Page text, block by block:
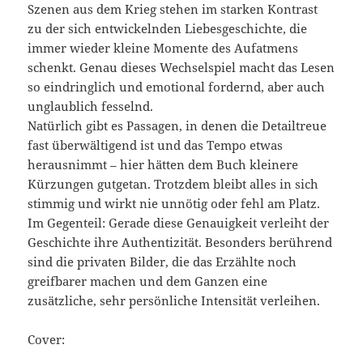
Szenen aus dem Krieg stehen im starken Kontrast
zu der sich entwickelnden Liebesgeschichte, die
immer wieder kleine Momente des Aufatmens
schenkt. Genau dieses Wechselspiel macht das Lesen
so eindringlich und emotional fordernd, aber auch
unglaublich fesselnd.
Natürlich gibt es Passagen, in denen die Detailtreue
fast überwältigend ist und das Tempo etwas
herausnimmt – hier hätten dem Buch kleinere
Kürzungen gutgetan. Trotzdem bleibt alles in sich
stimmig und wirkt nie unnötig oder fehl am Platz.
Im Gegenteil: Gerade diese Genauigkeit verleiht der
Geschichte ihre Authentizität. Besonders berührend
sind die privaten Bilder, die das Erzählte noch
greifbarer machen und dem Ganzen eine
zusätzliche, sehr persönliche Intensität verleihen.
Cover: